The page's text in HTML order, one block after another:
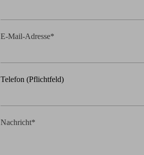
E-Mail-Adresse*
Telefon (Pflichtfeld)
Nachricht*